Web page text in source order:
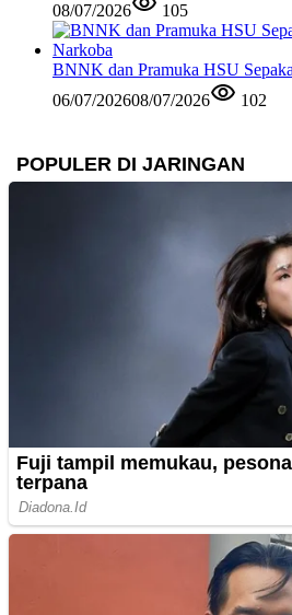
08/07/2026
105
BNNK dan Pramuka HSU
06/07/202608/07/2026 102